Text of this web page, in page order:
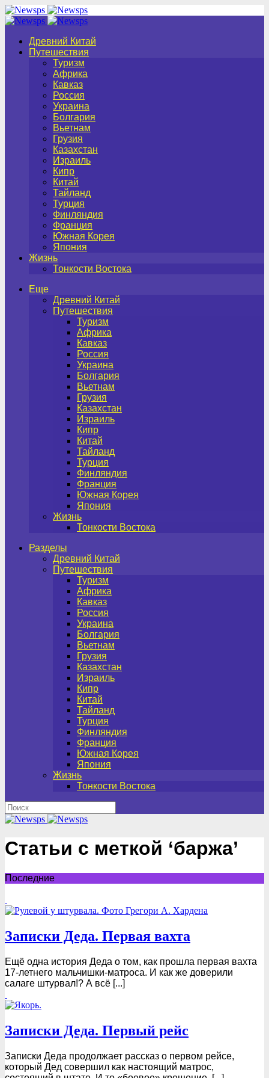
Древний Китай
Путешествия
Туризм
Африка
Кавказ
Россия
Украина
Болгария
Вьетнам
Грузия
Казахстан
Израиль
Кипр
Китай
Тайланд
Турция
Финляндия
Франция
Южная Корея
Япония
Жизнь
Тонкости Востока
Еще
Древний Китай
Путешествия
Туризм
Африка
Кавказ
Россия
Украина
Болгария
Вьетнам
Грузия
Казахстан
Израиль
Кипр
Китай
Тайланд
Турция
Финляндия
Франция
Южная Корея
Япония
Жизнь
Тонкости Востока
Разделы
Древний Китай
Путешествия
Туризм
Африка
Кавказ
Россия
Украина
Болгария
Вьетнам
Грузия
Казахстан
Израиль
Кипр
Китай
Тайланд
Турция
Финляндия
Франция
Южная Корея
Япония
Жизнь
Тонкости Востока
Статьи с меткой ‘баржа’
Последние
Записки Деда. Первая вахта
Ещё одна история Деда о том, как прошла первая вахта
17-летнего мальчишки-матроса. И как же доверили
салаге штурвал!? А всё [...]
Записки Деда. Первый рейс
Записки Деда продолжает рассказ о первом рейсе,
который Дед совершил как настоящий матрос,